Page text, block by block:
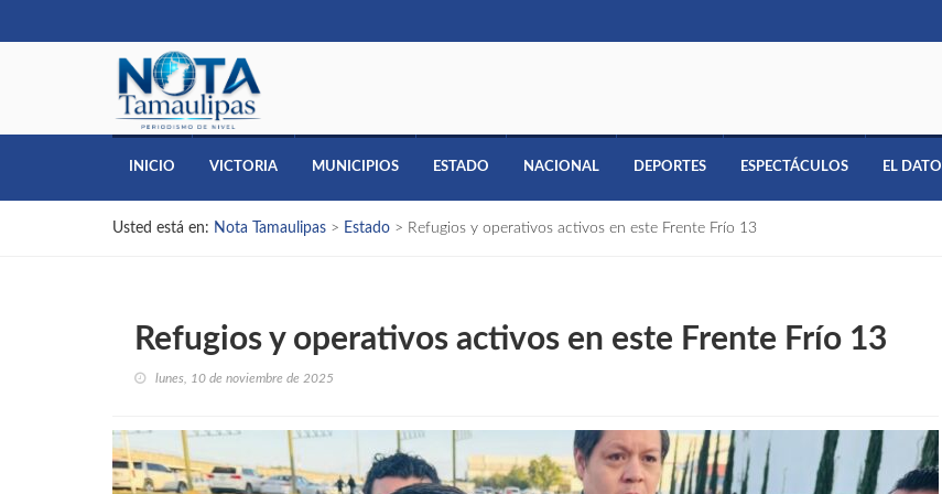
INICIO VICTORIA MUNICIPIOS ESTADO NACIONAL DEPORTES ESPECTÁCULOS EL DATO
Usted está en: Nota Tamaulipas > Estado > Refugios y operativos activos en este Frente Frío 13
Refugios y operativos activos en este Frente Frío 13
lunes, 10 de noviembre de 2025